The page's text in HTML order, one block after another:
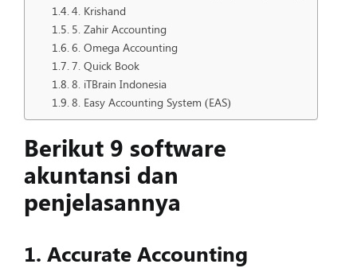
4. Krishand
5. Zahir Accounting
6. Omega Accounting
7. Quick Book
8. iTBrain Indonesia
8. Easy Accounting System (EAS)
Berikut 9 software
akuntansi dan
penjelasannya
1. Accurate Accounting